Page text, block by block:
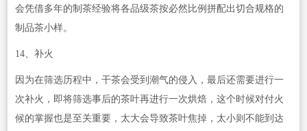
会凭借多年的制茶经验将各品级茶按必然比例拼配出切合规格的
制品茶小样。
14、补火
因为在筛选历程中，干茶会受到潮气的侵入，最后还需要进行一
次补火，即将筛选事后的茶叶再进行一次烘焙，这个时候对付火
候的掌握也是至关重要，太大会导致茶叶焦掉，太小则不能到达